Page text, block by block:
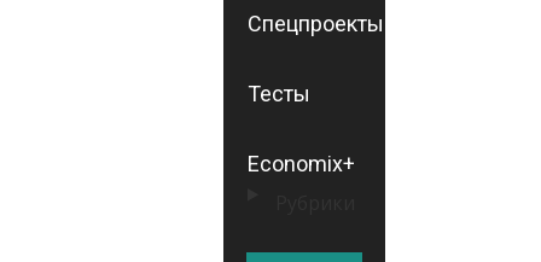
Спецпроекты
Тесты
Economix+